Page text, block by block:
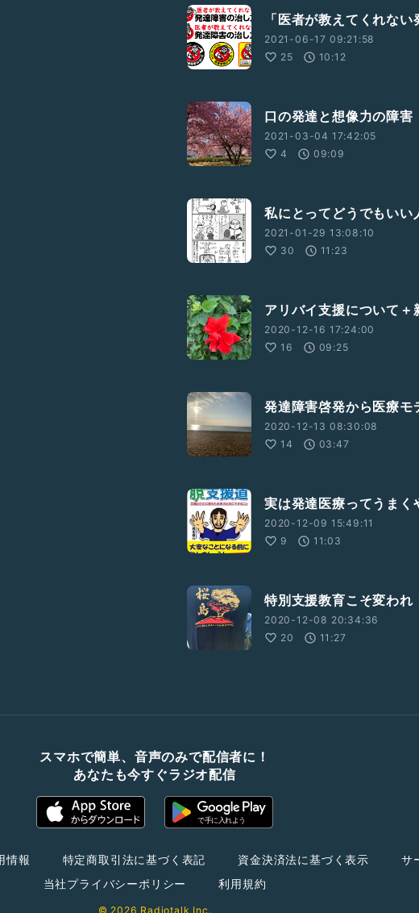
「医者が教えてくれな
2021-06-17 09:21:58
25
10:12
口の発達と想像力の障害
2021-03-04 17:42:05
4
09:09
私にとってどうでもいい
2021-01-29 13:08:10
30
11:23
アリバイ支援について＋
2020-12-16 17:24:00
16
09:25
発達障害啓発から医療モ
2020-12-13 08:30:08
14
03:47
実は発達医療ってうまく
2020-12-09 15:49:11
9
11:03
特別支援教育こそ変われ
2020-12-08 20:34:36
20
11:27
スマホで簡単、音声のみで配信者に！
あなたも今すぐラジオ配信
情報 特定商取引法に基づく表記 資金決済法に基づく表示
サ
当社プライバシーポリシー
利用規約
© 2026 Radiotalk Inc.